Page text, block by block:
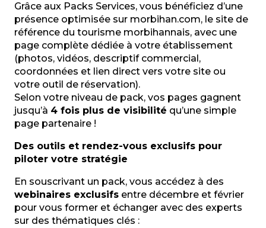
Grâce aux Packs Services, vous bénéficiez d’une
présence optimisée sur morbihan.com, le site de
référence du tourisme morbihannais, avec une
page complète dédiée à votre établissement
(photos, vidéos, descriptif commercial,
coordonnées et lien direct vers votre site ou
votre outil de réservation).
Selon votre niveau de pack, vos pages gagnent
jusqu’à 4 fois plus de visibilité qu’une simple
page partenaire !
Des outils et rendez-vous exclusifs pour
piloter votre stratégie
En souscrivant un pack, vous accédez à des
webinaires exclusifs entre décembre et février
pour vous former et échanger avec des experts
sur des thématiques clés :